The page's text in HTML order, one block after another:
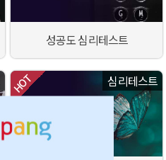
성공도 심리테스트
심리테스트